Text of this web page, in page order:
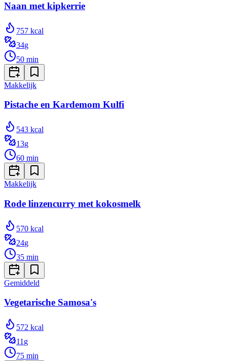
Naan met kipkerrie
757 kcal
34g
50 min
Makkelijk
Pistache en Kardemom Kulfi
543 kcal
13g
60 min
Makkelijk
Rode linzencurry met kokosmelk
570 kcal
24g
35 min
Gemiddeld
Vegetarische Samosa's
572 kcal
11 g
75 min